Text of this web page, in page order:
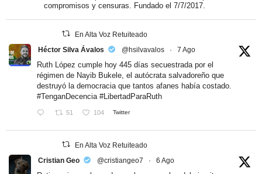
compromisos y censuras. Fundado el 7/7/2017.
En Alta Voz Retuiteado
Héctor Silva Ávalos
@hsilvavalos · 7 Ago
Ruth López cumple hoy 445 días secuestrada por el
régimen de Nayib Bukele, el autócrata salvadoreño que
destruyó la democracia que tantos afanes había costado.
#TenganDecencia #LibertadParaRuth
51 104 Twitter
En Alta Voz Retuiteado
Cristian Geo
@cristiangeo7 · 6 Ago